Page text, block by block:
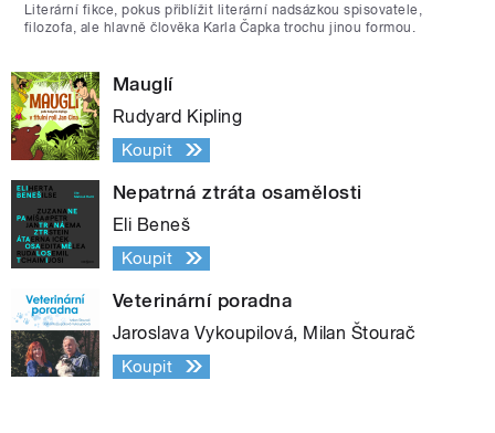
Literární fikce, pokus přiblížit literární nadsázkou spisovatele,
filozofa, ale hlavně člověka Karla Čapka trochu jinou formou.
Mauglí
Rudyard Kipling
Koupit
Nepatrná ztráta osamělosti
Eli Beneš
Koupit
Veterinární poradna
Jaroslava Vykoupilová, Milan Štourač
Koupit